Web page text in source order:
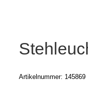
Artikelnummer: 145869